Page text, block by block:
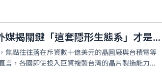
示，「熟悉的味道，又要回去休息了」。
台灣「矽盾」不只靠台積電！外媒揭關鍵「這套隱形生態系」才是大功臣
焦點往往落在斥資數十億美元的晶圓廠與台積電等
言，各國即使投入巨資複製台灣的晶片製造能力，
業的人才、社群與文化網絡。文章指出，從台北